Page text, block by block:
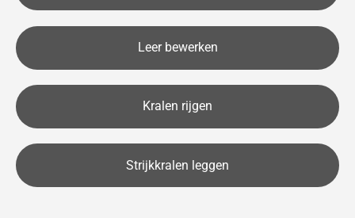
Leer bewerken
Kralen rijgen
Strijkkralen leggen